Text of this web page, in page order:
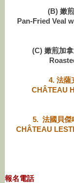
(B) 嫩
Pan-Fried Veal
(C) 嫩煎加
Roasted
4. 法薩
CHÂTEAU
5. 法國貝傑
CHÂTEAU
報名電話